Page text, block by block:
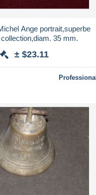
Ange portrait,superbe
35 mm.
± $23.11
Professional